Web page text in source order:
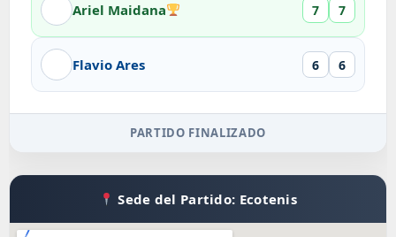
Ariel Maidana 7 7
Flavio Ares 6 6
PARTIDO FINALIZADO
Sede del Partido: Ecotenis